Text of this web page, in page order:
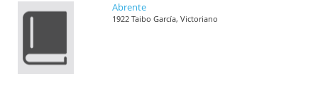
Abrente
1922 Taibo García, Victoriano